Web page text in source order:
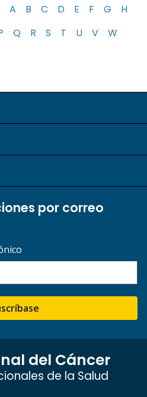
A B C D E F G
H
Q R S T U V
W
por correo
del Cáncer
de la Salud